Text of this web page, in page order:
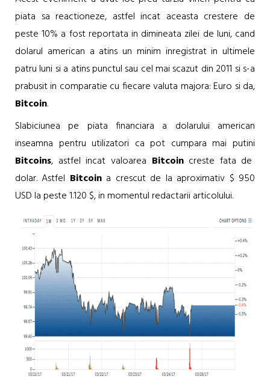
piata sa reactioneze, astfel incat aceasta crestere de
peste 10% a fost reportata in dimineata zilei de luni, cand
dolarul american a atins un minim inregistrat in ultimele
patru luni si a atins punctul sau cel mai scazut din 2011 si s-a
prabusit in comparatie cu fiecare valuta majora: Euro si da,
Bitcoin.
Slabiciunea pe piata financiara a dolarului american
inseamna pentru utilizatori ca pot cumpara mai putini
Bitcoins, astfel incat valoarea Bitcoincreste fata de
dolar. Astfel Bitcoina crescut de la aproximativ $ 950
USD la peste 1.120 $, in momentul redactarii articolului.